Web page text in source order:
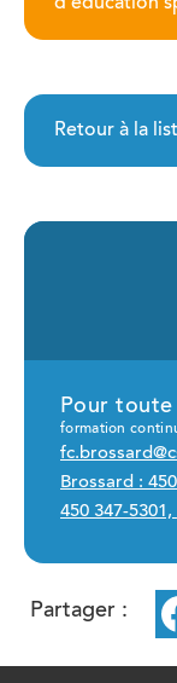
Partager :
d'éducation
Retour à la
Pour toute
formation
Brossard :
450 347-